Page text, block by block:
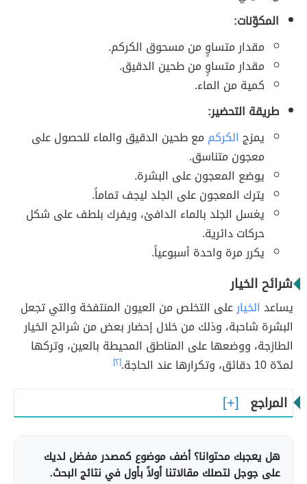
المكوّنات:
مقدار متساوٍ من مسحوق الكركم.
مقدار متساوٍ من طحين الدقيق.
كمية من الماء.
طريقة التحضير:
يمزج الكركم مع طحين الدقيق والماء للحصول على
معجون متناسق.
يوضع المعجون على البشرة.
يترك المعجون على الجلد ليجف تماماً.
يغسل الجلد بالماء الدافئ، ويفرك بلطف على شكل
حركات دائرية.
يكرر مرة واحدة أسبوعياً.
شرائح الخيار
يساعد الخيارعلى التخلص من العيون المنتفخة والتي تجعل
البشرة شاحبة، وذلك من خلال إحضار بعض من شرائح الخيار
الطازجة، ووضعها على المناطق المحيطة بالعين، وتركها
لمدّة 10 دقائق، وتكرارها عند الحاجة.
[٢]
المراجع
هل يعجبك محتوانا؟ أضف موضوع كمصدر مفضل لديك
على جوجل لتصلك مقالاتنا أولاً بأول في نتائج البحث.